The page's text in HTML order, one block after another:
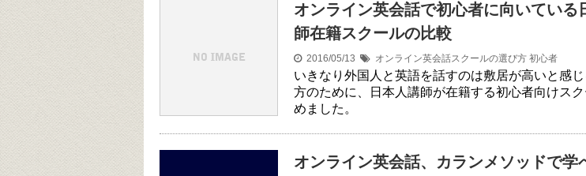
オンライン英会話で初心者に向いている
師在籍スクールの比較
2016/05/13 オンライン英会話スクールの選び方 初心者
いきなり外国人と英語を話すのは敷居が高いと感
方のために、日本人講師が在籍する初心者向けスク
めました。
オンライン英会話、カランメソッドで学